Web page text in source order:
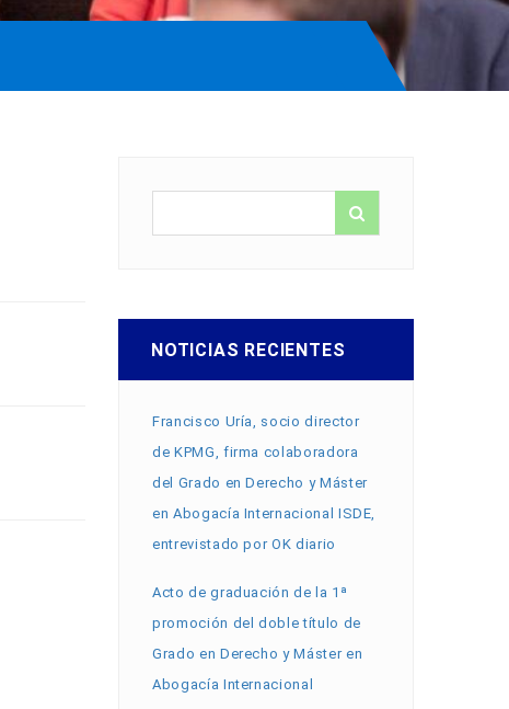
NOTICIAS RECIENTES
Francisco Uría, socio director
de KPMG, firma colaboradora
del Grado en Derecho y Máster
en Abogacía Internacional ISDE,
entrevistado por OK diario
Acto de graduación de la 1ª
promoción del doble título de
Grado en Derecho y Máster en
Abogacía Internacional